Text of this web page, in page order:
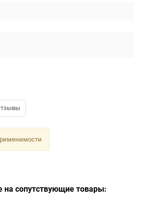
на сопутствующие товары: